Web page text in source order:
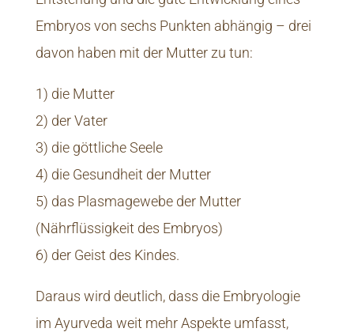
Embryos von sechs Punkten abhängig – drei
davon haben mit der Mutter zu tun:
1) die Mutter
2) der Vater
3) die göttliche Seele
4) die Gesundheit der Mutter
5) das Plasmagewebe der Mutter
(Nährflüssigkeit des Embryos)
6) der Geist des Kindes.
Daraus wird deutlich, dass die Embryologie
im Ayurveda weit mehr Aspekte umfasst,